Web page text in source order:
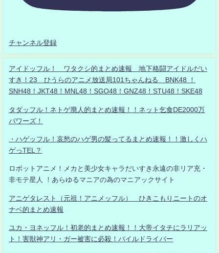
チャンネル登録
アイドッフル！ ワタクシ的まとめ速報 地下格闘アイドルだい
すき！23 ひうらのアニメ放送局101ちゃんねる BNK48 ！
SNH48！JKT48！MNL48！SGO48！GNZ48！STU48！SKE48
タダッフル！ネトゲ廃人的まとめ速報！！ネット乞食DE2000万
パワーズ！
・ハゲッフル！哀愁のハゲ男の髪ってるまとめ速報！！激しくハ
ゲっTEL？
ロボットアニメ！メカと美少女キャラだいすき永遠の非リア充・
非モテ星人 ！あらゆるマニアの為のマニアックサイト
アニゲタレスト（元祖！アニメッフル） ひきこもりニートのオ
ナベ的まとめ速報
ユカ・ヨネッフル！初老的まとめ速報！！大帝イタチにラリアッ
ト！害獣神アリ・ガー被害に必殺！パイルドライバー